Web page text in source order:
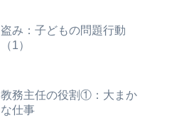
盗み：子どもの問題行動
（1）
教務主任の役割①：大まか
な仕事